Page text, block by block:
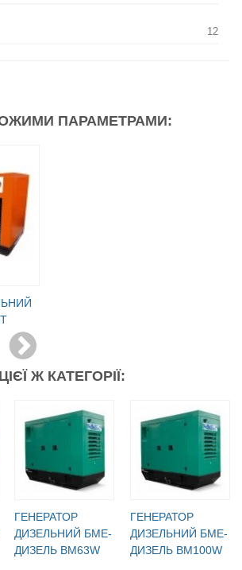
12
ПАРАМЕТРАМИ:
Ж КАТЕГОРІЇ:
ГЕНЕРАТОР
ДИЗЕЛЬНИЙ БМЕ-
ДИЗЕЛЬ BM63W
ГЕНЕРАТОР
ДИЗЕЛЬНИЙ БМЕ-
ДИЗЕЛЬ BM100W